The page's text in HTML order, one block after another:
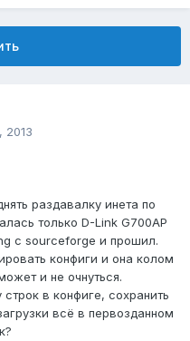
2013
раздавалку инета по
только D-Link G700AP
с sourceforge и прошил.
конфиги и она колом
и не очнуться.
в конфиге, сохранить
всё в первозданном